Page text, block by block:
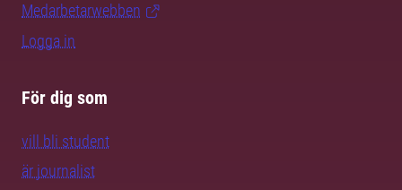
Medarbetarwebben
Logga in
För dig som
vill bli student
är journalist